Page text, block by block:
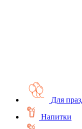
Для
Напитки